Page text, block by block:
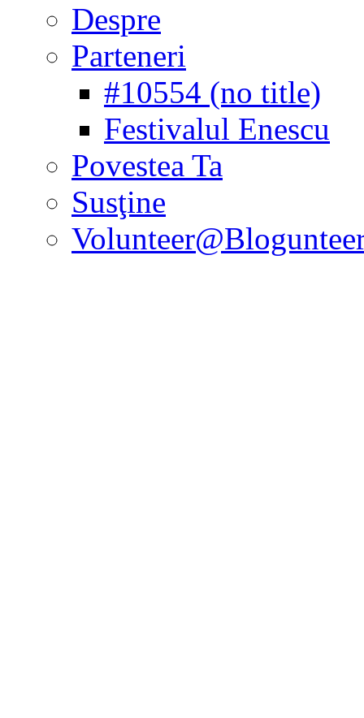
Despre
Parteneri
#10554 (no title)
Festivalul Enescu
Povestea Ta
Susţine